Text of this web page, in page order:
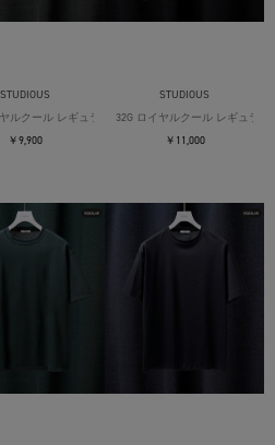
STUDIOUS
ルクール レギュラーTシャツ
￥9,900
STUDIOUS
32G ロイヤルクール レギュラー
￥11,000